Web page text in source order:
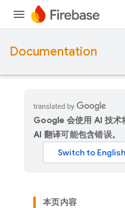
Documentation
Google 会使用 AI 技术
AI 翻译可能包含错误。
本页内容